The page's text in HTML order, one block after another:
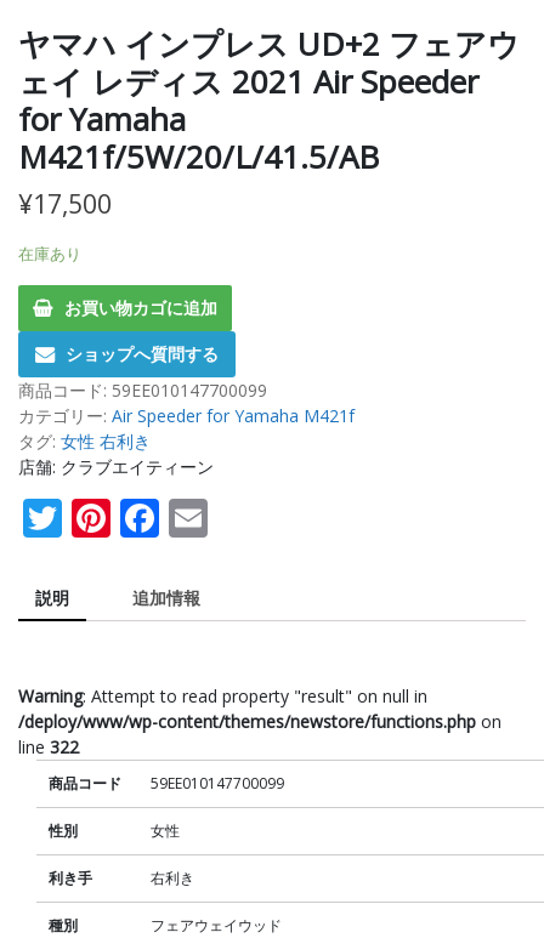
ヤマハ インプレス UD+2 フェアウ
ェイ レディス 2021 Air Speeder
for Yamaha
M421f/5W/20/L/41.5/AB
¥17,500
在庫あり
お買い物カゴに追加
ショップへ質問する
商品コード: 59EE010147700099
カテゴリー: Air Speeder for Yamaha M421f
タグ: 女性 右利き
店舗: クラブエイティーン
Twitter
Pinterest
Facebook
説明 追加情報
Warning: Attempt to read property "result" on null in
/deploy/www/wp-content/themes/newstore/functions.php on
line 322
商品コード 59EE010147700099
性別 女性
利き手 右利き
種別 フェアウェイウッド